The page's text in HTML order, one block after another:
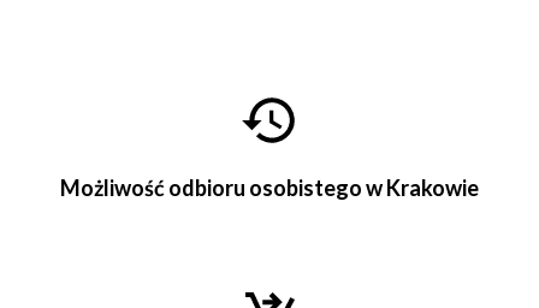
Możliwość odbioru osobistego w Krakowie